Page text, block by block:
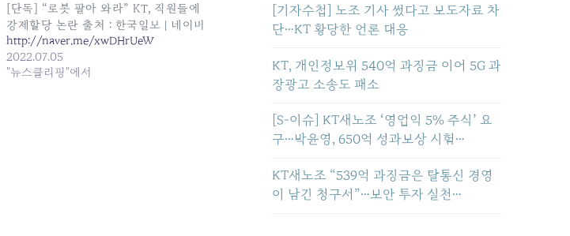
[단독] “로봇 팔아 와라” KT, 직원들에
강제할당 논란 출처 : 한국일보 | 네이버
http://naver.me/xwDHrUeW
2022.07.05
"뉴스클리핑"에서
[기자수첩] 노조 기사 썼다고 보도자료 차
단…KT 황당한 언론 대응
KT, 개인정보위 540억 과징금 이어 5G 과
장광고 소송도 패소
[S-이슈] KT새노조 ‘영업익 5% 주식’ 요
구…박윤영, 650억 성과보상 시험…
KT새노조 “539억 과징금은 탈통신 경영
이 남긴 청구서”…보안 투자 실천…